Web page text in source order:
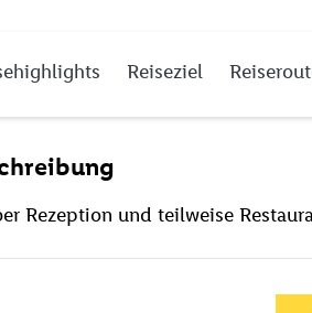
Reiseziel
Rezeption und teilweise